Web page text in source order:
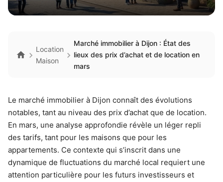
Location
Maison
Marché immobilier à Dijon : État des
lieux des prix d’achat et de location en
mars
Le marché immobilier à Dijon connaît des évolutions
notables, tant au niveau des prix d’achat que de location.
En mars, une analyse approfondie révèle un léger repli
des tarifs, tant pour les maisons que pour les
appartements. Ce contexte qui s’inscrit dans une
dynamique de fluctuations du marché local requiert une
attention particulière pour les futurs investisseurs et